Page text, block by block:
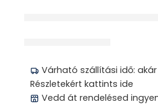
Várható szállítási idő:
Részletekért kattints ide
Vedd át rendelésed